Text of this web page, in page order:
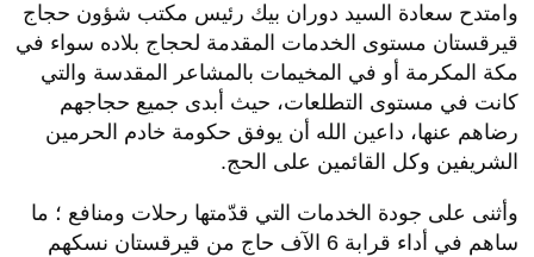
وامتدح سعادة السيد دوران بيك رئيس مكتب شؤون حجاج
قيرقستان مستوى الخدمات المقدمة لحجاج بلاده سواء في
مكة المكرمة أو في المخيمات بالمشاعر المقدسة والتي
كانت في مستوى التطلعات، حيث أبدى جميع حجاجهم
رضاهم عنها، داعين الله أن يوفق حكومة خادم الحرمين
الشريفين وكل القائمين على الحج.
وأثنى على جودة الخدمات التي قدّمتها رحلات ومنافع ؛ ما
ساهم في أداء قرابة 6 الآف حاج من قيرقستان نسكهم